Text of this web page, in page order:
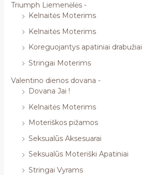
Triumph Liemenėlės -
Kelnaitės Moterims
Kelnaitės Moterims
Koreguojantys apatiniai drabužiai
Stringai Moterims
Valentino dienos dovana -
Dovana Jai !
Kelnaitės Moterims
Moteriškos pižamos
Seksualūs Aksesuarai
Seksualūs Moteriški Apatiniai
Stringai Vyrams